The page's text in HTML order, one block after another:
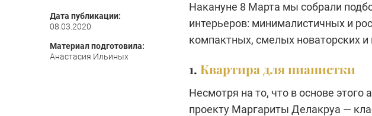
Дата публикации:
08.03.2020
Материал подготовила:
Анастасия Ильиных
Накануне 8 Марта мы собрали
интерьеров: минималистичных и
компактных, смелых новаторских и
1. Квартира для пианистки
Несмотря на то, что в основе этого
проекту Маргариты Делакруа —